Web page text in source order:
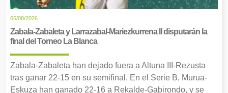
06/08/2026
Zabala-Zabaleta y Larrazabal-Mariezkurrena II disputarán la
final del Torneo La Blanca
Zabala-Zabaleta han dejado fuera a Altuna III-Rezusta
tras ganar 22-15 en su semifinal. En el Serie B, Murua-
Eskuza han ganado 22-16 a Rekalde-Gabirondo, y se